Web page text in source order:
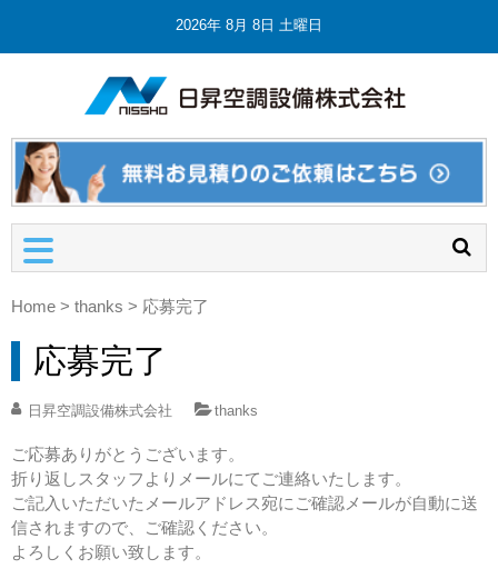
2026年 8月 8日 土曜日
調設備工
事・修理
Home > thanks > 応募完了
応募完了
日昇空調設備株式会社 thanks
ご応募ありがとうございます。
折り返しスタッフよりメールにてご連絡いたします。
ご記入いただいたメールアドレス宛にご確認メールが自動に送
信されますので、ご確認ください。
よろしくお願い致します。